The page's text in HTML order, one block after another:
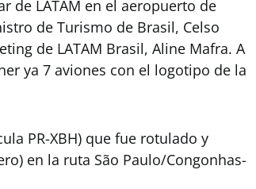
de LATAM en el aeropuerto de
de Turismo de Brasil, Celso
de LATAM Brasil, Aline Mafra. A
ya 7 aviones con el logotipo de la
PR-XBH) que fue rotulado y
en la ruta São Paulo/Congonhas-